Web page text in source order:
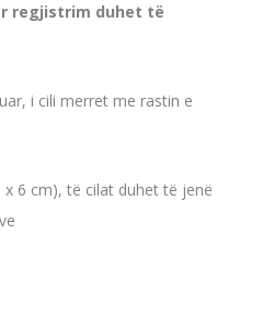
regjistrim duhet të
i cili merret me rastin e
6 cm), të cilat duhet të jenë